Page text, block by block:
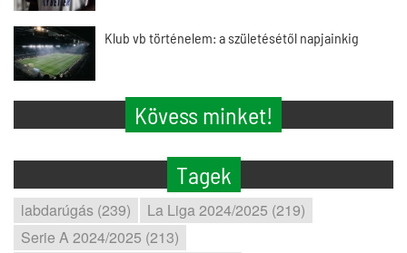
Klub vb történelem: a születésétől napjainkig
Kövess minket!
Tagek
labdarúgás (239)
La Liga 2024/2025 (219)
Serie A 2024/2025 (213)